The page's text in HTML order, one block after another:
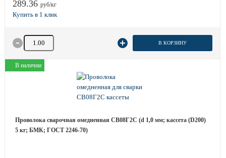
289.36 руб/кг
Количество товара В КОРЗИНУ
В наличии
Проволока сварочная омедненная СВ08Г2С (d 1,0 мм; кассета (D200)
5 кг; БМК; ГОСТ 2246-70)